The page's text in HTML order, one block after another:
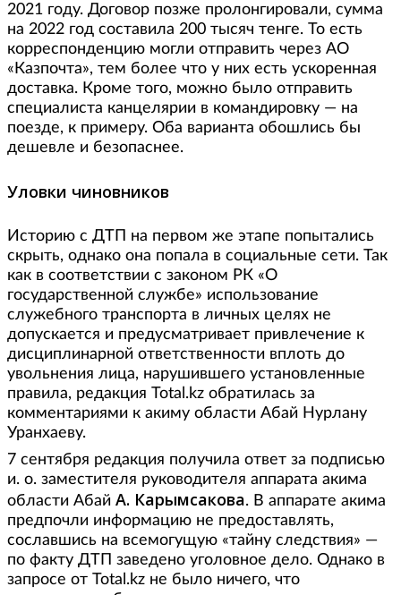
2021 году. Договор позже пролонгировали, сумма
на 2022 год составила 200 тысяч тенге. То есть
корреспонденцию могли отправить через АО
«Казпочта», тем более что у них есть ускоренная
доставка. Кроме того, можно было отправить
специалиста канцелярии в командировку — на
поезде, к примеру. Оба варианта обошлись бы
дешевле и безопаснее.
Уловки чиновников
Историю с ДТП на первом же этапе попытались
скрыть, однако она попала в социальные сети. Так
как в соответствии с законом РК «О
государственной службе» использование
служебного транспорта в личных целях не
допускается и предусматривает привлечение к
дисциплинарной ответственности вплоть до
увольнения лица, нарушившего установленные
правила, редакция Total.kz обратилась за
комментариями к акиму области Абай Нурлану
Уранхаеву.
7 сентября редакция получила ответ за подписью
и. о. заместителя руководителя аппарата акима
области Абай А. Карымсакова. В аппарате акима
предпочли информацию не предоставлять,
сославшись на всемогущую «тайну следствия» —
по факту ДТП заведено уголовное дело. Однако в
запросе от Total.kz не было ничего, что